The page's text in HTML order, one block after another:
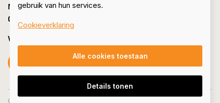
gebruik van hun services.
Cookieverklaring
Alle cookies toestaan
Details tonen
NIEUWS & PERS
CONTACT
VOLG ONS
Volg ons op Facebook
Volg ons op Instagram
Volg ons op LinkedIn
Volg ons op YouTube
Cookies aanpassen SearchToon